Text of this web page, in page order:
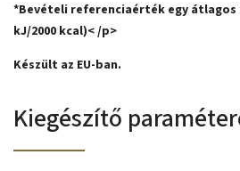
*Bevételi referenciaérték egy átlagos
kJ/2000 kcal)< /p>
Készült az EU-ban.
Kiegészítő